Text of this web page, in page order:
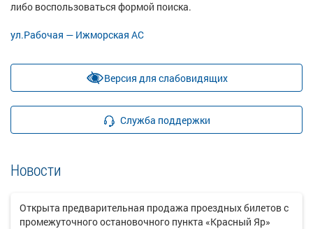
либо воспользоваться формой поиска.
ул.Рабочая — Ижморская АС
Версия для слабовидящих
Служба поддержки
Новости
Открыта предварительная продажа проездных билетов с
промежуточного остановочного пункта «Красный Яр»